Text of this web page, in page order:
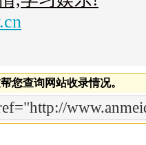
您查询网站收录情况。